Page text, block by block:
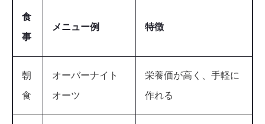
食
事
メニュー例 特徴
朝
食
オーバーナイト
オーツ
栄養価が高く、手軽に
作れる